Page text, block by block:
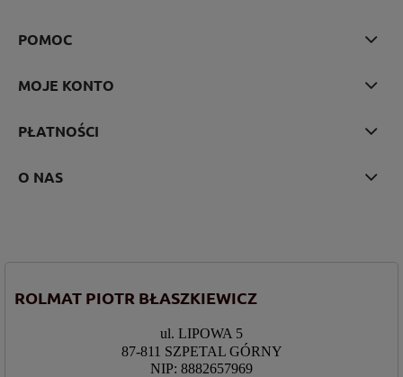
POMOC
MOJE KONTO
PŁATNOŚCI
O NAS
ROLMAT PIOTR BŁASZKIEWICZ
ul. LIPOWA 5
87-811 SZPETAL GÓRNY
NIP: 8882657969